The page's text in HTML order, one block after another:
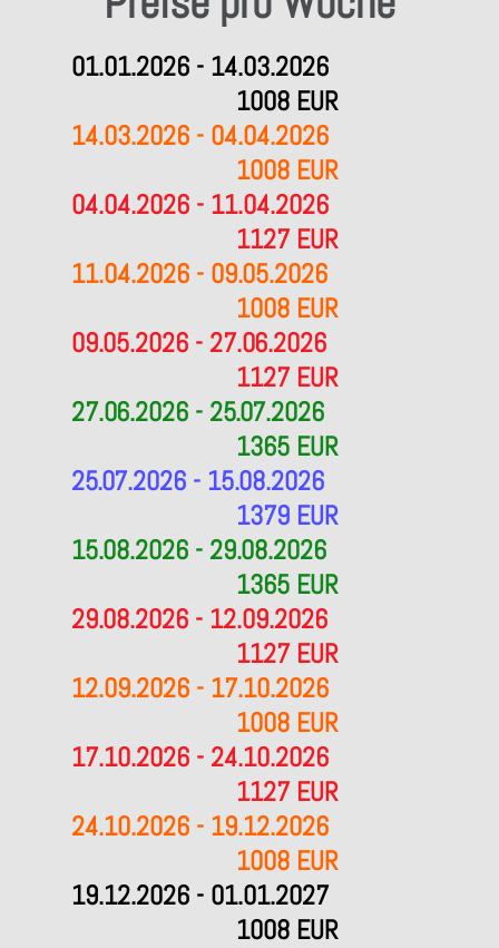
01.01.2026 - 14.03.2026
1008 EUR
14.03.2026 - 04.04.2026
1008 EUR
04.04.2026 - 11.04.2026
1127 EUR
11.04.2026 - 09.05.2026
1008 EUR
09.05.2026 - 27.06.2026
1127 EUR
27.06.2026 - 25.07.2026
1365 EUR
25.07.2026 - 15.08.2026
1379 EUR
15.08.2026 - 29.08.2026
1365 EUR
29.08.2026 - 12.09.2026
1127 EUR
12.09.2026 - 17.10.2026
1008 EUR
17.10.2026 - 24.10.2026
1127 EUR
24.10.2026 - 19.12.2026
1008 EUR
19.12.2026 - 01.01.2027
1008 EUR